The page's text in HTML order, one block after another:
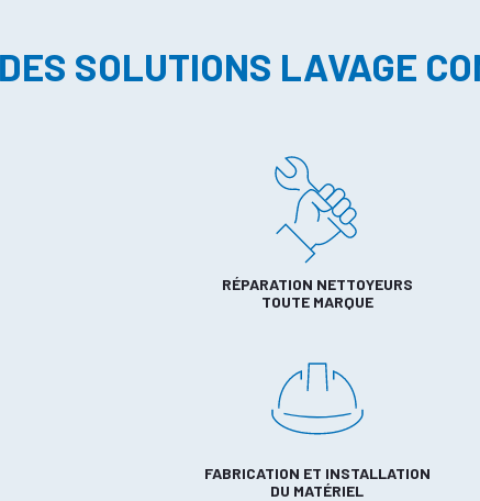
SOLUTIONS LAVAGE
RÉPARATION NETTOYEURS
TOUTE MARQUE
FABRICATION ET INSTALLATION
DU MATÉRIEL